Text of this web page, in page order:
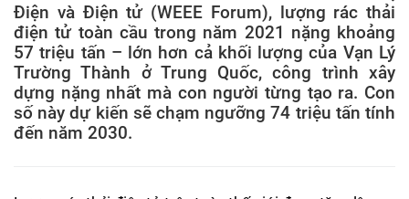
Điện và Điện tử (WEEE Forum), lượng rác thải
điện tử toàn cầu trong năm 2021 nặng khoảng
57 triệu tấn – lớn hơn cả khối lượng của Vạn Lý
Trường Thành ở Trung Quốc, công trình xây
dựng nặng nhất mà con người từng tạo ra. Con
số này dự kiến sẽ chạm ngưỡng 74 triệu tấn tính
đến năm 2030.